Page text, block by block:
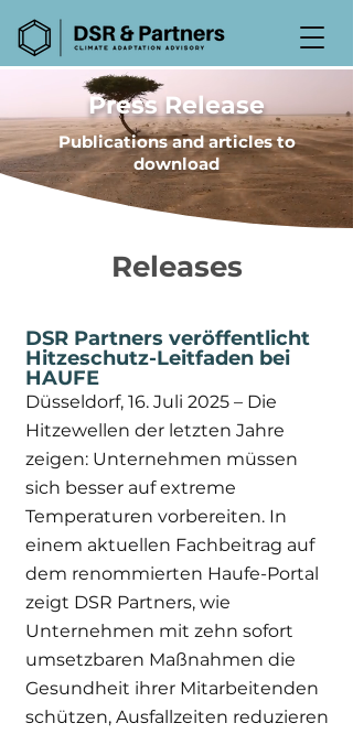
Press Release
Publications and articles to
download
Releases
DSR Partners veröffentlicht
Hitzeschutz-Leitfaden bei
HAUFE
Düsseldorf, 16. Juli 2025 – Die
Hitzewellen der letzten Jahre
zeigen: Unternehmen müssen
sich besser auf extreme
Temperaturen vorbereiten. In
einem aktuellen Fachbeitrag auf
dem renommierten Haufe-Portal
zeigt DSR Partners, wie
Unternehmen mit zehn sofort
umsetzbaren Maßnahmen die
Gesundheit ihrer Mitarbeitenden
schützen, Ausfallzeiten reduzieren